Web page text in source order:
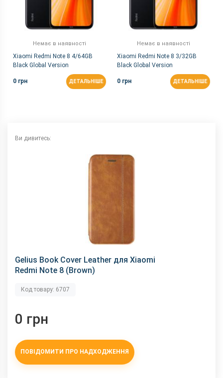
Немає в наявності
Xiaomi Redmi Note 8 4/64GB
Black Global Version
0 грн ДЕТАЛЬНІШЕ
Немає в наявності
Xiaomi Redmi Note 8 3/32GB
Black Global Version
0 грн ДЕТАЛЬНІШЕ
Ви дивитесь:
Gelius Book Cover Leather для Xiaomi
Redmi Note 8 (Brown)
Код товару: 6707
0 грн
ПОВІДОМИТИ ПРО НАДХОДЖЕННЯ